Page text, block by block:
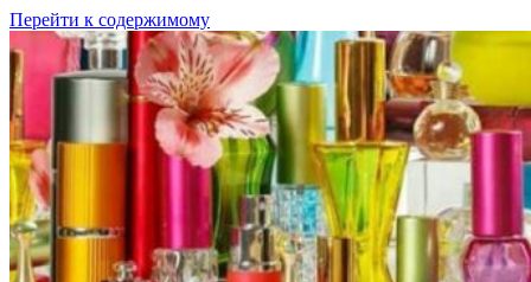
Перейти к содержимому